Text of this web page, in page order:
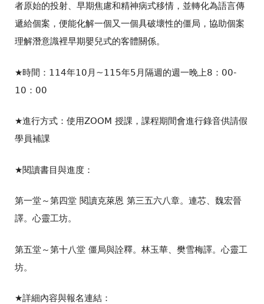
者原始的投射、早期焦慮和精神病式移情，並轉化為語言傳
遞給個案，便能化解一個又一個具破壞性的僵局，協助個案
理解潛意識裡早期嬰兒式的客體關係。
★時間：114年10月~115年5月隔週的週一晚上8：00-
10：00
★進行方式：使用ZOOM 授課，課程期間會進行錄音供請假
學員補課
★閱讀書目與進度：
第一堂～第四堂 閱讀克萊恩 第三五六八章。連芯、魏宏晉
譯。心靈工坊。
第五堂～第十八堂 僵局與詮釋。林玉華、樊雪梅譯。心靈工
坊。
★詳細內容與報名連結：